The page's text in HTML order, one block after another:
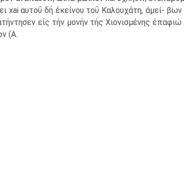
xai αυτοΰ δή έκείνου τοΰ Καλουχάτη, άμεί-
είς τήν μονήν τής Χιονισμένης
(A.